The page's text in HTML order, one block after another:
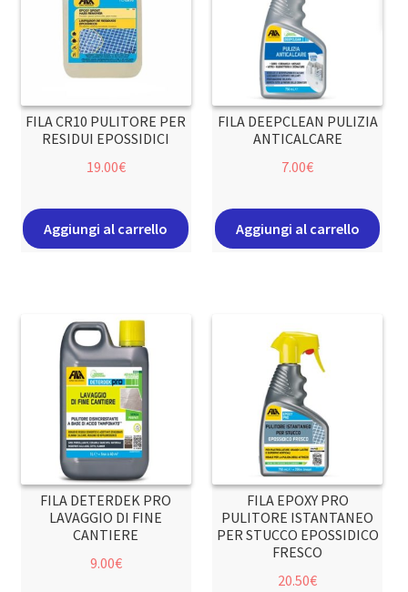
FILA CR10 PULITORE PER
RESIDUI EPOSSIDICI
19.00€
Aggiungi al carrello
FILA DEEPCLEAN PULIZIA
ANTICALCARE
7.00€
Aggiungi al carrello
FILA DETERDEK PRO
LAVAGGIO DI FINE
CANTIERE
9.00€
FILA EPOXY PRO
PULITORE ISTANTANEO
PER STUCCO EPOSSIDICO
FRESCO
20.50€